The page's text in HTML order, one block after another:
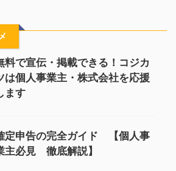
料で宣伝・掲載できる！コジカ
は個人事業主・株式会社を応援
ます
定申告の完全ガイド 【個人事
主必見 徹底解説】